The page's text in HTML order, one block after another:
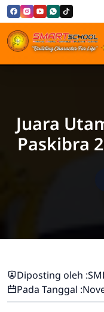
Skip to Content
SMP
Juara
Paskibra
Diposting oleh :
Pada Tanggal :